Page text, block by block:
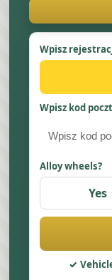
Wpisz
Wpisz kod
Alloy wheels?
Yes